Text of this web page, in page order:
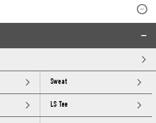
Sweat
LS Tee